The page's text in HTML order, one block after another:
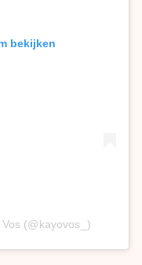
bekijken
(@kayovos_)